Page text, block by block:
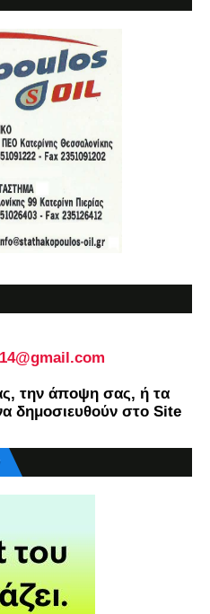
την άποψη σας, ή τα
δημοσιευθούν στο Site